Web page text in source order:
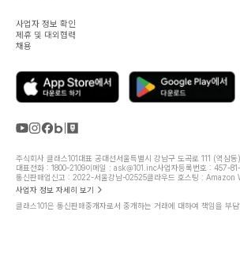
사업자 정보 확인
제휴 및 대외협력
채용
주식회사 클래스101대표 공대선서울특별시 강남구 도곡로 111 (역삼
대표전화 : 1800-2109이메일 : ask@101.inc사업자등록번호 : 457-
통신판매업신고 : 2022-서울강남-02525클라우드 호스팅 : Amazon
사업자 정보 자세히 보기
클래스101은 통신판매중개자로서 중개하는 거래에 대하여 책임을 부